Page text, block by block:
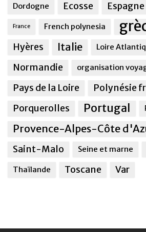
Dordogne Ecosse Espagne
France French polynesia
Hyères Italie Loire
Normandie organisation
Pays de la Loire
Polynésie
Porquerolles
Portugal
Provence-Alpes-Côte
Saint-Malo Seine et marne
Thaïlande Toscane Var